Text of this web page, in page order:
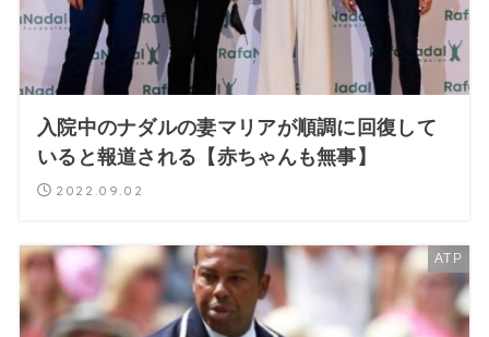
入院中のナダルの妻マリアが順調に回復して
いると報道される【赤ちゃんも無事】
2022.09.02
ATP